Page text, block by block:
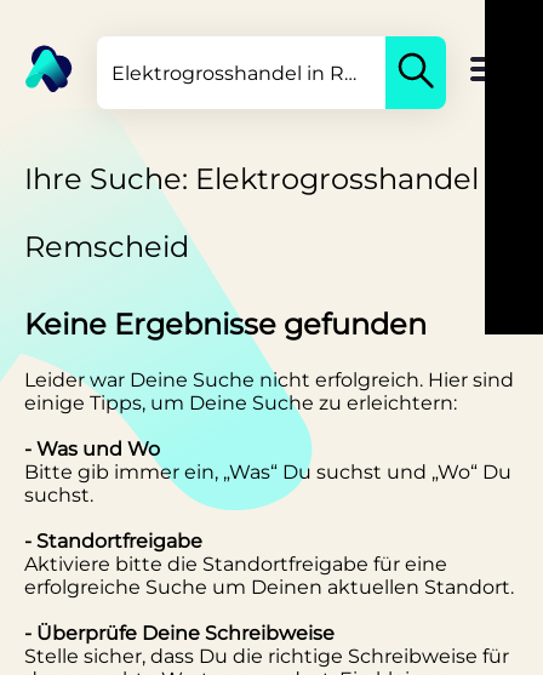
Ihre Suche: Elektrogrosshandel in
Remscheid
Keine Ergebnisse gefunden
Leider war Deine Suche nicht erfolgreich. Hier sind
einige Tipps, um Deine Suche zu erleichtern:
- Was und Wo
Bitte gib immer ein, „Was“ Du suchst und „Wo“ Du
suchst.
- Standortfreigabe
Aktiviere bitte die Standortfreigabe für eine
erfolgreiche Suche um Deinen aktuellen Standort.
- Überprüfe Deine Schreibweise
Stelle sicher, dass Du die richtige Schreibweise für